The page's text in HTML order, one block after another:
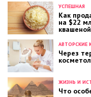
АВТОРСКИЕ
Через
УСПЕШНАЯ
Как
на $22
ЖИЗНЬ И
Что